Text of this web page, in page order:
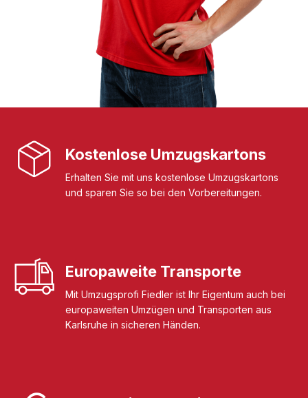
Kostenlose Umzugskartons
Erhalten Sie mit uns kostenlose Umzugskartons
und sparen Sie so bei den Vorbereitungen.
Europaweite Transporte
Mit Umzugsprofi Fiedler ist Ihr Eigentum auch bei
europaweiten Umzügen und Transporten aus
Karlsruhe in sicheren Händen.